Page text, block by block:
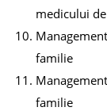
medicului
familie
familie